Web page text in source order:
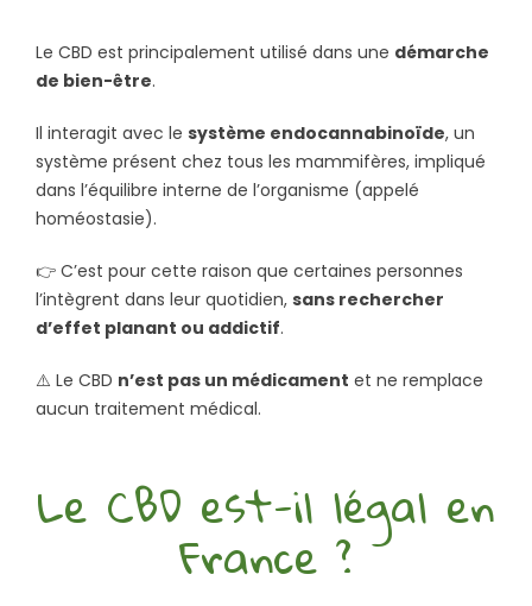
Le CBD est principalement utilisé dans une démarche
de bien-être.
Il interagit avec le système endocannabinoïde, un
système présent chez tous les mammifères, impliqué
dans l’équilibre interne de l’organisme (appelé
homéostasie).
👉 C’est pour cette raison que certaines personnes
l’intègrent dans leur quotidien, sans rechercher
d’effet planant ou addictif.
⚠️ Le CBD n’est pas un médicament et ne remplace
aucun traitement médical.
Le CBD est-il légal en
France ?